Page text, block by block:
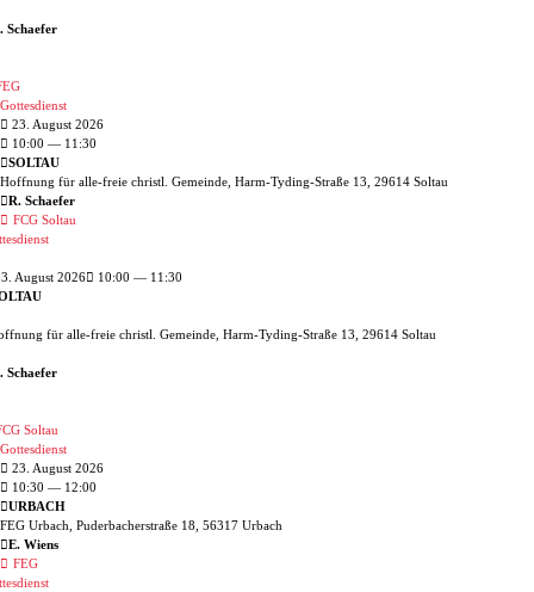
Schaefer
Gottesdienst
23. August 2026
10:00 — 11:30
SOLTAU
Hoffnung für alle-freie christl. Gemeinde, Harm-Tyding-Straße 13, 29614 Soltau
R. Schaefer
FCG Soltau
August 2026
10:00 — 11:30
für alle-freie christl. Gemeinde, Harm-Tyding-Straße 13, 29614 Soltau
Schaefer
Soltau
Gottesdienst
23. August 2026
10:30 — 12:00
URBACH
FEG Urbach, Puderbacherstraße 18, 56317 Urbach
E. Wiens
FEG